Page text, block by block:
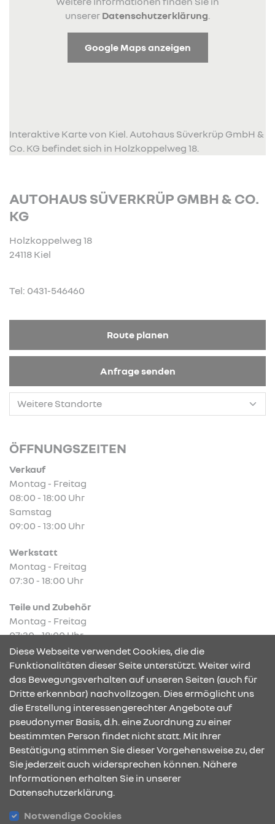
unserer Datenschutzerklärung.
Google Maps anzeigen
Interaktive Karte von Kiel. Autohaus Süverkrüp GmbH &
Co. KG befindet sich in Holzkoppelweg 18.
AUTOHAUS SÜVERKRÜP GMBH & CO.
KG
Holzkoppelweg 18
24118 Kiel
Tel: 0431-546460
Route planen
Anfrage senden
ÖFFNUNGSZEITEN
Verkauf
Montag - Freitag
08:00 - 18:00 Uhr
Samstag
09:00 - 13:00 Uhr
Werkstatt
Montag - Freitag
07:30 - 18:00 Uhr
Teile und Zubehör
Montag - Freitag
07:30 - 18:00 Uhr
KONTAKT & ANFAHRT
ÖFFNUNGSZEITEN
Diese Webseite verwendet Cookies, die die
Funktionalitäten dieser Seite unterstützt. Weiter wird
das Bewegungsverhalten auf unseren Seiten (auch für
Dritte erkennbar) nachvollzogen. Dies ermöglicht uns
die Erstellung interessengerechter Angebote auf
pseudonymer Basis, d.h. eine Zuordnung zu einer
bestimmten Person findet nicht statt. Mit Ihrer
Bestätigung stimmen Sie dieser Vorgehensweise zu, der
Sie jederzeit auch widersprechen können. Nähere
Informationen erhalten Sie in unserer
Datenschutzerklärung.
Notwendige Cookies